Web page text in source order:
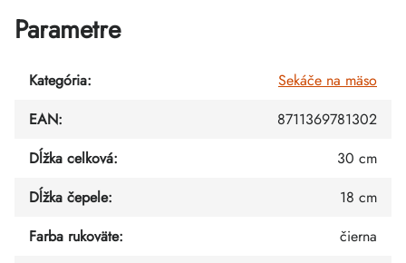
Parametre
Kategória:
Sekáče na mäso
EAN:
8711369781302
Dĺžka celková:
30 cm
Dĺžka čepele:
18 cm
Farba rukoväte:
čierna